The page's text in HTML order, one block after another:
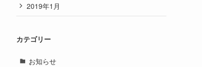
2019年1月
カテゴリー
お知らせ